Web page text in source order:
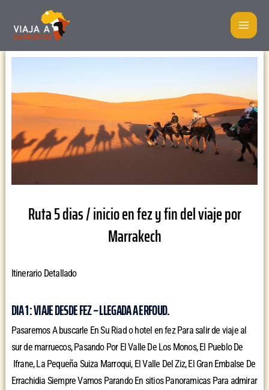
contenido
Ruta 5 dias / inicio en fez y fin del viaje por
Marrakech
Itinerario Detallado
DIA 1 : VIAJE DESDE FEZ – LLEGADA A ERFOUD.
Pasaremos A buscarle En Su Riad o hotel en fez Para salir de viaje al
sur de marruecos, Pasando Por El Valle De Los Monos, El Pueblo De
Ifrane, La Pequeña Suiza Marroqui, El Valle Del Ziz, El Gran Embalse De
Errachidia Siempre Vamos Parando En sitios Panoramicas Para admirar